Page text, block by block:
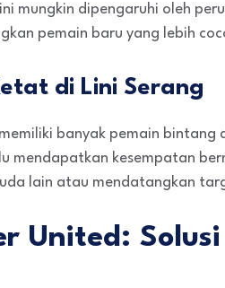
mungkin dipengaruhi oleh
pemain baru yang lebih
di Lini Serang
banyak pemain
mendapatkan kesempatan
lain atau mendatangkan
United: